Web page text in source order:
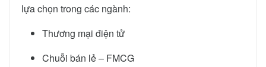
lựa chọn trong các ngành:
Thương mại điện tử
Chuỗi bán lẻ – FMCG